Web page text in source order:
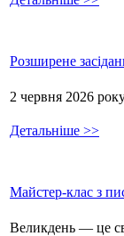
Розширене
2 червня 2026
Детальніше >>
Майстер-клас з
Великдень — це